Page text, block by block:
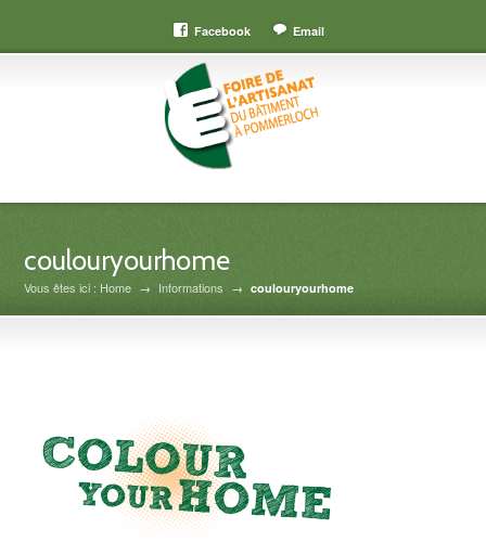
Facebook Email
coulouryourhome
Vous êtes ici : Home → Informations → coulouryourhome